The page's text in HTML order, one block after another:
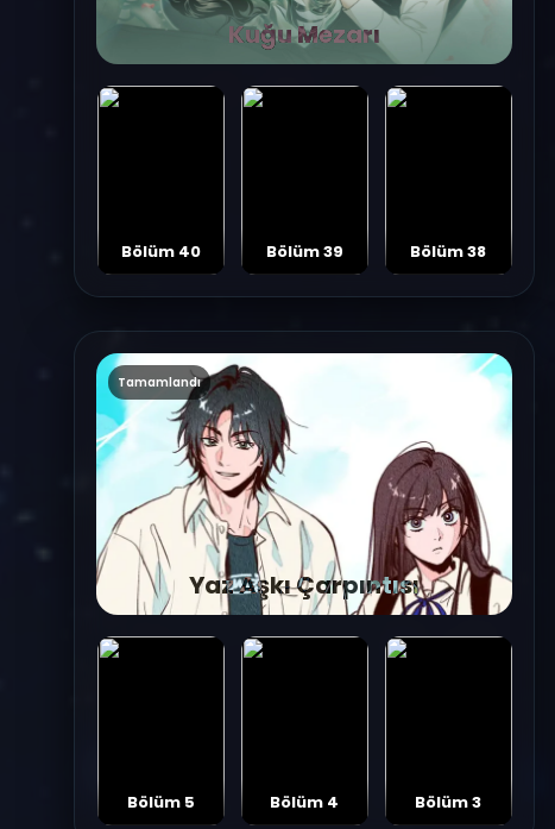
Kuğu Mezarı
Bölüm 40 Bölüm 39 Bölüm 38
Tamamlandı
Yaz Aşkı Çarpıntısı
Bölüm 5 Bölüm 4 Bölüm 3